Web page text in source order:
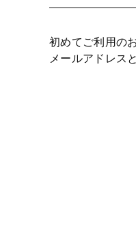
初めてご利用の
メールアドレス